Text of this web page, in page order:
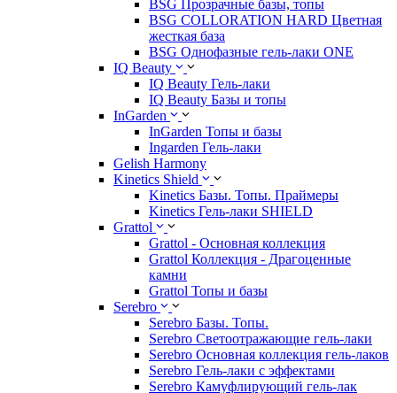
BSG Прозрачные базы, топы
BSG COLLORATION HARD Цветная
жесткая база
BSG Однофазные гель-лаки ONE
IQ Beauty
IQ Beauty Гель-лаки
IQ Beauty Базы и топы
InGarden
InGarden Топы и базы
Ingarden Гель-лаки
Gelish Harmony
Kinetics Shield
Kinetics Базы. Топы. Праймеры
Kinetics Гель-лаки SHIELD
Grattol
Grattol - Oснoвнaя коллекция
Grattol Коллекция - Драгоценные
камни
Grattol Топы и базы
Serebro
Serebro Базы. Топы.
Serebro Светоотражающие гель-лаки
Serebro Основная коллекция гель-лаков
Serebro Гель-лаки с эффектами
Serebro Камуфлирующий гель-лак